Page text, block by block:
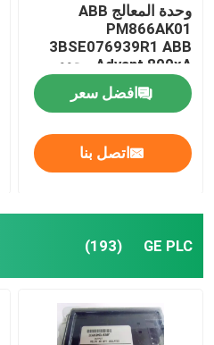
وحدة المعالج ABB
PM866AK01
3BSE076939R1 ABB
Advant 800xA محدد
الأجهزة
افضل سعر
اتصل بنا
GE PLC
(193)